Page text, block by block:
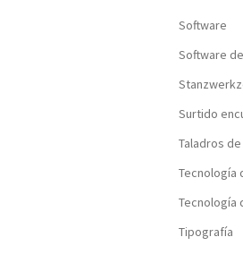
Software
Software
Surtido
Taladros
Tecnología
Tecnología
Tipografía